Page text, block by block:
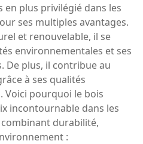
en plus privilégié dans les
ses multiples avantages.
et renouvelable, il se
environnementales et ses
De plus, il contribue au
à ses qualités
Voici pourquoi le bois
incontournable dans les
durabilité,
: